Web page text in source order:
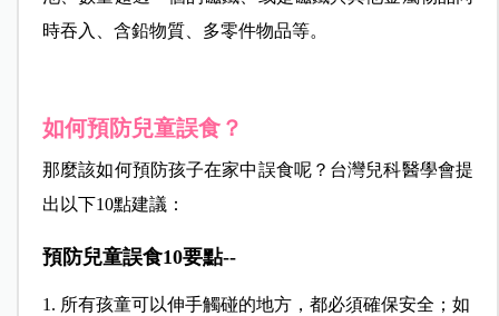
時吞入、含鉛物質、多零件物品等。
如何預防兒童誤食？
那麼該如何預防孩子在家中誤食呢？台灣兒科醫學會提
出以下10點建議：
預防兒童誤食10要點--
1. 所有孩童可以伸手觸碰的地方，都必須確保安全；如